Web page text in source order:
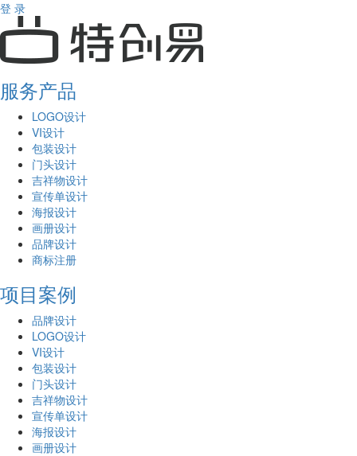
登 录
服务产品
LOGO设计
VI设计
包装设计
门头设计
吉祥物设计
宣传单设计
海报设计
画册设计
品牌设计
商标注册
项目案例
品牌设计
LOGO设计
VI设计
包装设计
门头设计
吉祥物设计
宣传单设计
海报设计
画册设计